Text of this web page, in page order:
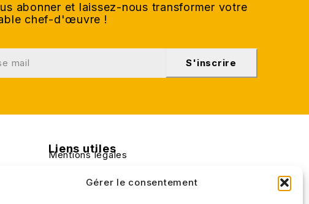
Gérer le consentement
abonner et laissez-nous transformer votre
chef-d'œuvre !
S'inscrire
Liens utiles
Mentions légales
Conditions générales de ventes